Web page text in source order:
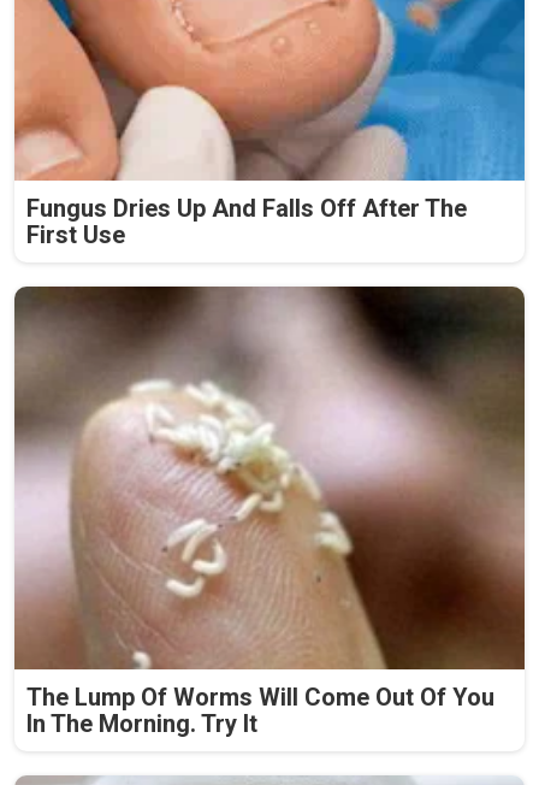
Fungus Dries Up And Falls Off After The
First Use
The Lump Of Worms Will Come Out Of You
In The Morning. Try It